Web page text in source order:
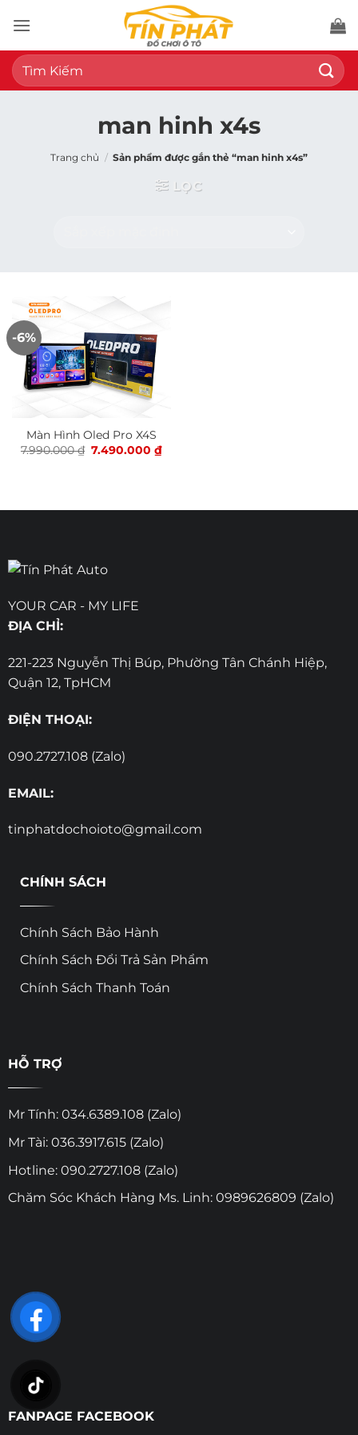
qua
nội
dung
Tìm
kiếm:
man hinh x4s
Trang chủ / Sản phẩm được gắn thẻ “man hinh x4s”
LỌC
-6%
Màn Hình Oled Pro X4S
7.990.000₫ Giá
7.490.000₫Giá
YOUR CAR - MY LIFE
ĐỊA CHỈ:
221-223 Nguyễn Thị Búp, Phường Tân Chánh Hiệp,
Quận 12, TpHCM
ĐIỆN THOẠI:
090.2727.108 (Zalo)
EMAIL:
tinphatdochoioto@gmail.com
CHÍNH SÁCH
Chính Sách Bảo Hành
Chính Sách Đổi Trả Sản Phẩm
Chính Sách Thanh Toán
HỖ TRỢ
Mr Tính: 034.6389.108 (Zalo)
Mr Tài: 036.3917.615 (Zalo)
Hotline: 090.2727.108 (Zalo)
Chăm Sóc Khách Hàng Ms. Linh: 0989626809 (Zalo)
FANPAGE FACEBOOK